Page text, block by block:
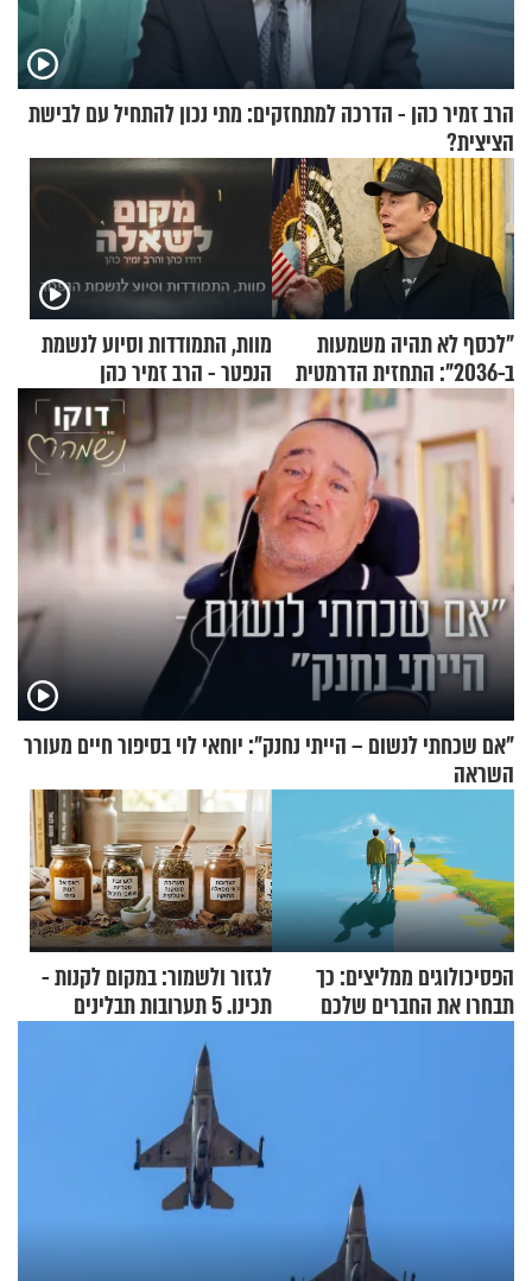
הרב זמיר כהן - הדרכה למתחזקים: מתי נכון להתחיל עם לבישת
הציצית?
"לכסף לא תהיה משמעות
ב-2036": התחזית הדרמטית
של אילון מאסק על עתיד
הכלכלה
מוות, התמודדות וסיוע לנשמת
הנפטר - הרב זמיר כהן
"אם שכחתי לנשום – הייתי נחנק": יוחאי לוי בסיפור חיים מעורר
השראה
הפסיכולוגים ממליצים: כך
תבחרו את החברים שלכם
לגזור ולשמור: במקום לקנות -
תכינו. 5 תערובות תבלינים
שמתאימות להכל